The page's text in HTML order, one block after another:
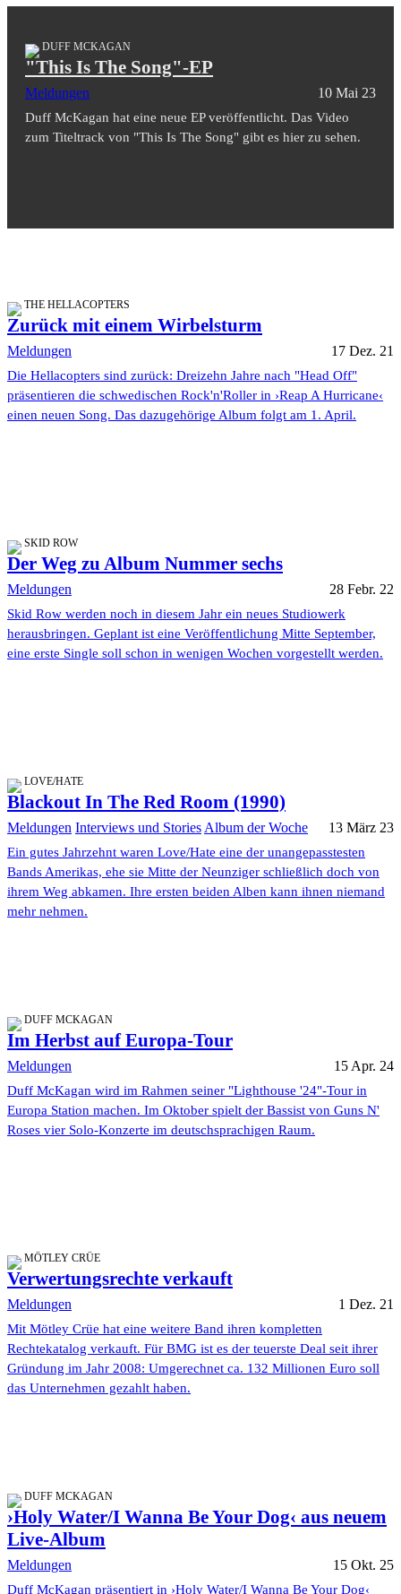
DUFF MCKAGAN
"This Is The Song"-EP
Meldungen 10 Mai 23
Duff McKagan hat eine neue EP veröffentlicht. Das Video
zum Titeltrack von "This Is The Song" gibt es hier zu sehen.
THE HELLACOPTERS
Zurück mit einem Wirbelsturm
Meldungen 17 Dez. 21
Die Hellacopters sind zurück: Dreizehn Jahre nach "Head Off"
präsentieren die schwedischen Rock'n'Roller in ›Reap A Hurricane‹
einen neuen Song. Das dazugehörige Album folgt am 1. April.
SKID ROW
Der Weg zu Album Nummer sechs
Meldungen 28 Febr. 22
Skid Row werden noch in diesem Jahr ein neues Studiowerk
herausbringen. Geplant ist eine Veröffentlichung Mitte September,
eine erste Single soll schon in wenigen Wochen vorgestellt werden.
LOVE/HATE
Blackout In The Red Room (1990)
Meldungen Interviews und Stories Album der Woche 13 März 23
Ein gutes Jahrzehnt waren Love/Hate eine der unangepasstesten
Bands Amerikas, ehe sie Mitte der Neunziger schließlich doch von
ihrem Weg abkamen. Ihre ersten beiden Alben kann ihnen niemand
mehr nehmen.
DUFF MCKAGAN
Im Herbst auf Europa-Tour
Meldungen 15 Apr. 24
Duff McKagan wird im Rahmen seiner "Lighthouse '24"-Tour in
Europa Station machen. Im Oktober spielt der Bassist von Guns N'
Roses vier Solo-Konzerte im deutschsprachigen Raum.
MÖTLEY CRÜE
Verwertungsrechte verkauft
Meldungen 1 Dez. 21
Mit Mötley Crüe hat eine weitere Band ihren kompletten
Rechtekatalog verkauft. Für BMG ist es der teuerste Deal seit ihrer
Gründung im Jahr 2008: Umgerechnet ca. 132 Millionen Euro soll
das Unternehmen gezahlt haben.
DUFF MCKAGAN
›Holy Water/I Wanna Be Your Dog‹ aus neuem
Live-Album
Meldungen 15 Okt. 25
Duff McKagan präsentiert in ›Holy Water/I Wanna Be Your Dog‹